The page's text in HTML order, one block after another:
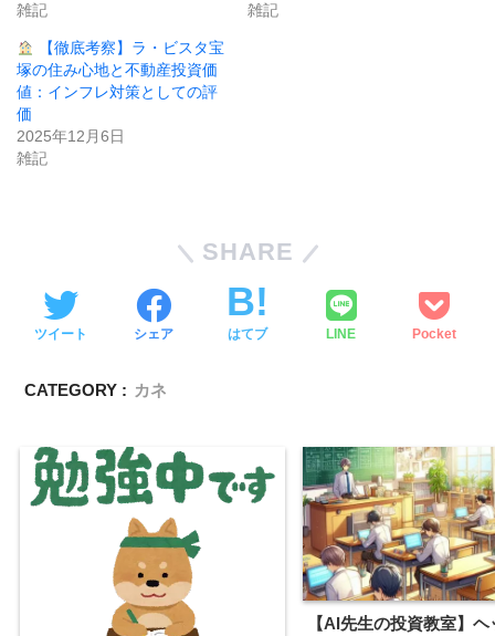
雑記
雑記
【徹底考察】ラ・ビスタ宝
塚の住み心地と不動産投資価
値：インフレ対策としての評
価
2025年12月6日
雑記
SHARE
ツイート シェア はてブ LINE Pocket
CATEGORY : カネ
【AI先生の投資教室】ヘ